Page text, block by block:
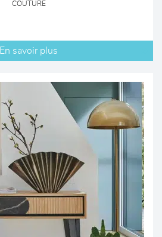
COUTURE
En savoir plus